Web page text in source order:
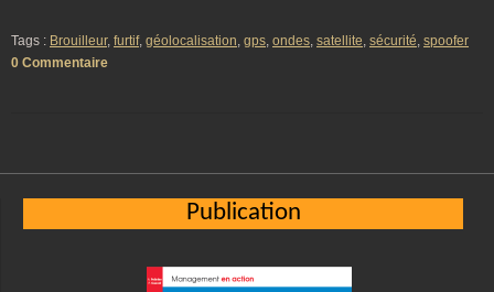
Tags : Brouilleur, furtif, géolocalisation, gps, ondes, satellite, sécurité, spoofer
0 Commentaire
Publication